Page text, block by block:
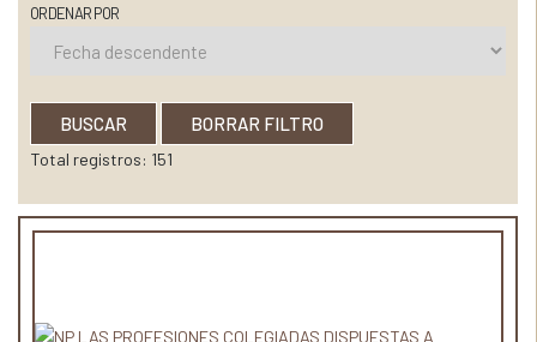
ORDENAR POR
BUSCAR BORRAR FILTRO
Total registros: 151